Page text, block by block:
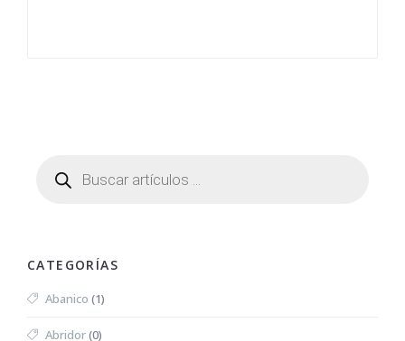
CATEGORÍAS
Abanico (1)
Abridor(0)